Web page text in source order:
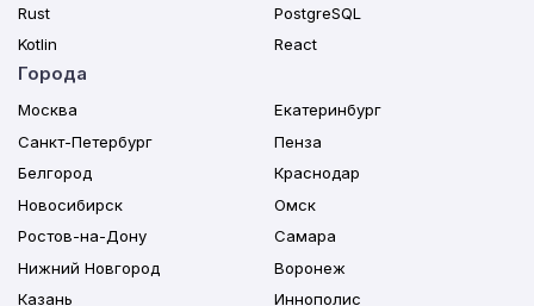
Rust
Kotlin
PostgreSQL
React
Города
Москва
Санкт-Петербург
Белгород
Новосибирск
Ростов-на-Дону
Нижний Новгород
Казань
Екатеринбург
Пенза
Краснодар
Омск
Самара
Воронеж
Иннополис